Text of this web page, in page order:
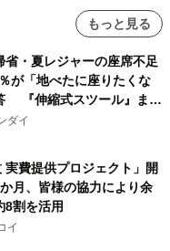
もっと見る
省・夏レジャーの座席不足
が「地べたに座りたくな
『伸縮式スツール』まと
ペーンを8/6開始
ダイ
実費提供プロジェクト」開
月、皆様の協力により余
8割を活用
イ